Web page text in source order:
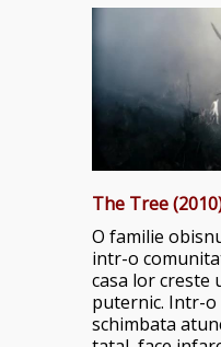
The Tree
O familie
intr-o
casa lor creste
puternic. Intr-
schimbata